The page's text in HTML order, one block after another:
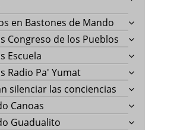
en Bastones de Mando
Congreso de los Pueblos
Escuela
Radio Pa' Yumat
silenciar las conciencias
Canoas
Guadualito